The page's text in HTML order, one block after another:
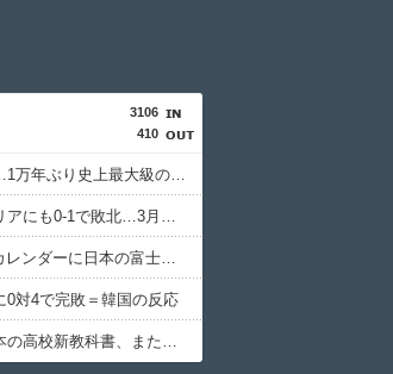
3106
410
日本旅行キャンセルすべきか…1万年ぶり史上最大級の火山の兆し＝韓国の反応
無気力な韓国代表、オーストリアにも0-1で敗北…3月のAマッチは2敗で終＝韓国の反応
3.1節がある月なのに…3月のカレンダーに日本の富士山・大阪城・桜が描かれ物議＝韓国の反応
0対4で完敗＝韓国の反応
韓国が独島を不法占拠？…日本の高校新教科書、また強引な主張＝韓国の反応